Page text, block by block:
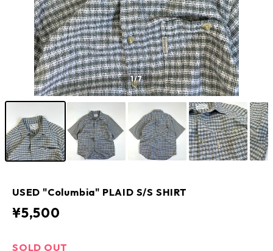
1/7
USED "Columbia" PLAID S/S SHIRT
¥5,500
SOLD OUT